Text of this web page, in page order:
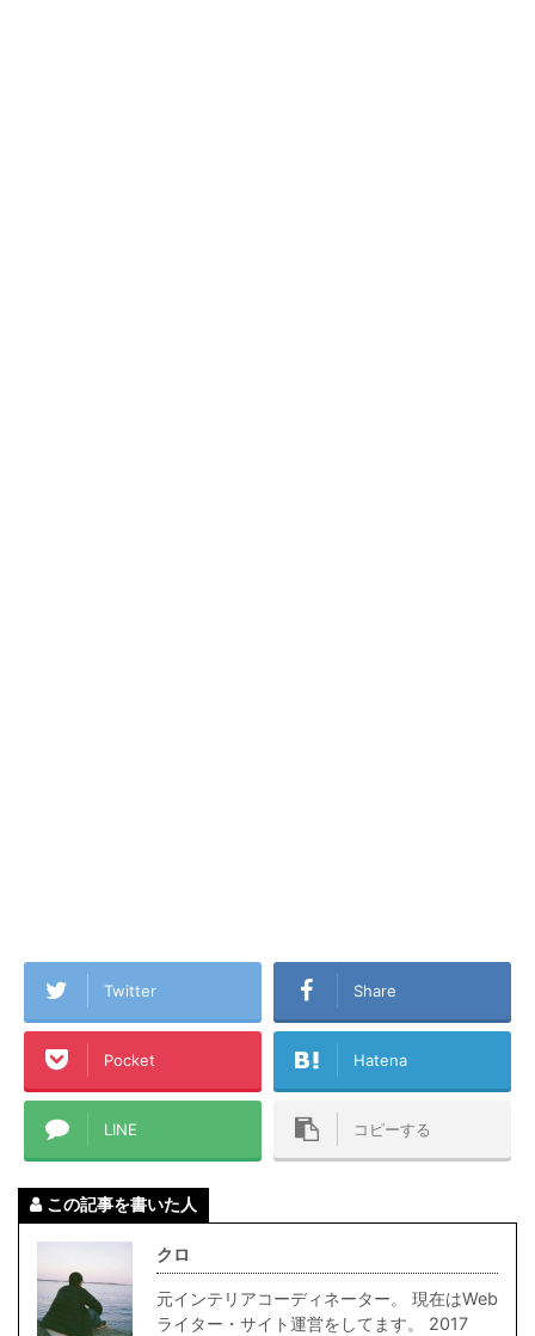
Twitter Share
Pocket Hatena
LINE コピーする
この記事を書いた人
クロ
元インテリアコーディネーター。 現在はWeb
ライター・サイト運営をしてます。 2017